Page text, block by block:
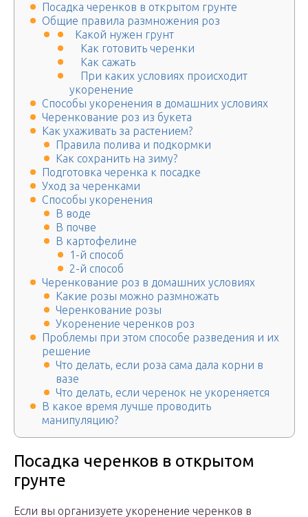
Посадка черенков в открытом грунте
Общие правила размножения роз
Какой нужен грунт
Как готовить черенки
Как сажать
При каких условиях происходит
укоренение
Способы укоренения в домашних условиях
Черенкование роз из букета
Как ухаживать за растением?
Правила полива и подкормки
Как сохранить на зиму?
Подготовка черенка к посадке
Уход за черенками
Способы укоренения
В воде
В почве
В картофелине
1-й способ
2-й способ
Черенкование роз в домашних условиях
Какие розы можно размножать
Черенкование розы
Укоренение черенков роз
Проблемы при этом способе разведения и их
решение
Что делать, если роза сама дала корни в
вазе
Что делать, если черенок не укореняется
В какое время лучше проводить
манипуляцию?
Посадка черенков в открытом
грунте
Если вы организуете укоренение черенков в